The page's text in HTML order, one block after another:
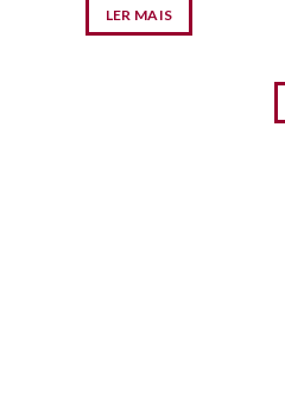
LER MAIS